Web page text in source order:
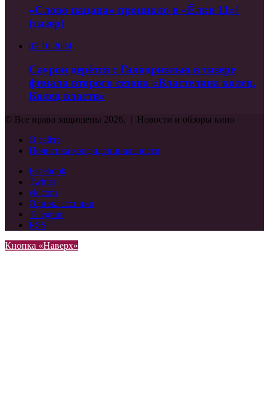
«Слово пацана» проникло в «Ёлки 11»!
(тизер)
02.10.2024
Саурон дерётся с Галадриэлью в тизере
финала второго сезона «Властелина колец.
Колец власти»
© Все права защищены 2026, | Новости и обзоры кино
О сайте
Политика конфиденциальности
Facebook
Twitter
vk.com
Одноклассники
Telegram
RSS
Кнопка «Наверх»